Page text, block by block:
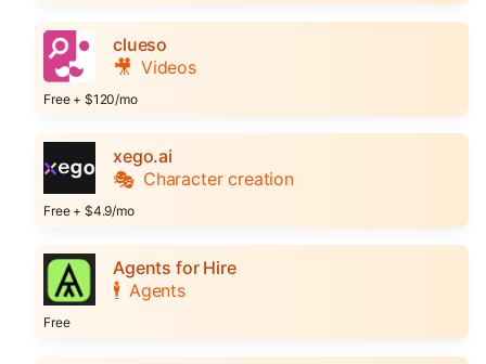
clueso
🎥 Videos
Free + $120/mo
xego.ai
🎭 Character creation
Free + $4.9/mo
Agents for Hire
🕴️ Agents
Free